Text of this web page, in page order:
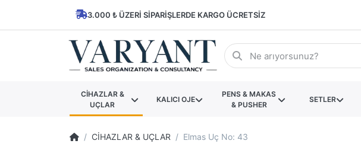
3.000 ₺ ÜZERI SIPARIŞLERDE KARGO ÜCRETSIZ
CİHAZLAR &
UÇLAR
KALICI OJE
PENS & MAKAS
& PUSHER
SETLER
CİHAZLAR & UÇLAR Elmas Uç No: 43